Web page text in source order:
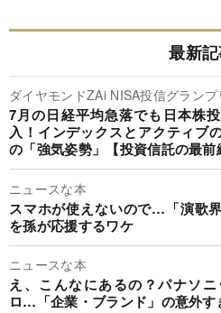
最新
ダイヤモンドZAi NISA投信グラン
7月の日経平均急落でも日本株
入！インデックスとアクティブ
の「強気姿勢」【投資信託の最前
ニュースな本
スマホが使えないので…「演歌
を孫が応援するワケ
ニュースな本
え、こんなにあるの？パナソ
ロ…「企業・ブランド」の意外す